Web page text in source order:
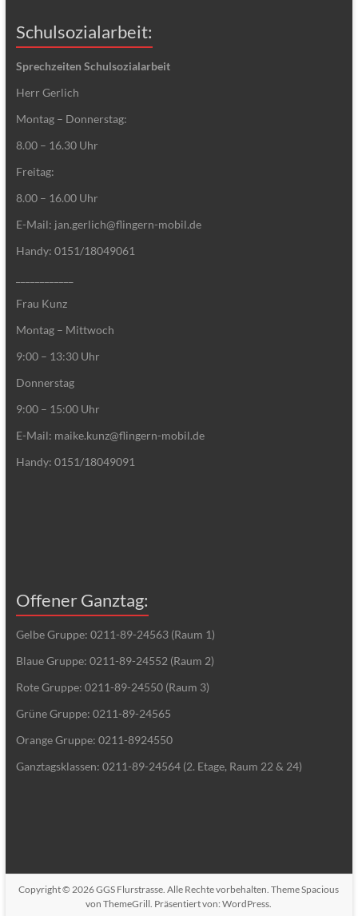
Schulsozialarbeit:
Sprechzeiten Schulsozialarbeit
Herr Gerlich
Montag – Donnerstag:
8.00 – 16.30 Uhr
Freitag:
8.00 – 16.00 Uhr
E-Mail: jan.gerlich@flingern-mobil.de
Handy: 0151/18049061
Frau Kunz
Montag – Mittwoch
9:00 – 13:30 Uhr
Donnerstag
9:00 – 15:00 Uhr
E-Mail: maike.kunz@flingern-mobil.de
Handy: 0151/18049091
Offener Ganztag:
Gelbe Gruppe: 0211-89-24563 (Raum 1)
Blaue Gruppe: 0211-89-24552 (Raum 2)
Rote Gruppe: 0211-89-24550 (Raum 3)
Grüne Gruppe: 0211-89-24565
Orange Gruppe: 0211-8924550
Ganztagsklassen: 0211-89-24564 (2. Etage, Raum 22 & 24)
Copyright © 2026GGS Flurstrasse . Alle Rechte vorbehalten. ThemeSpacious
von ThemeGrill. Präsentiert von:WordPress